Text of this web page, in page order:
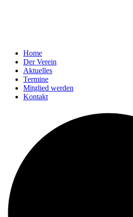
Home
Der Verein
Aktuelles
Termine
Mitglied werden
Kontakt